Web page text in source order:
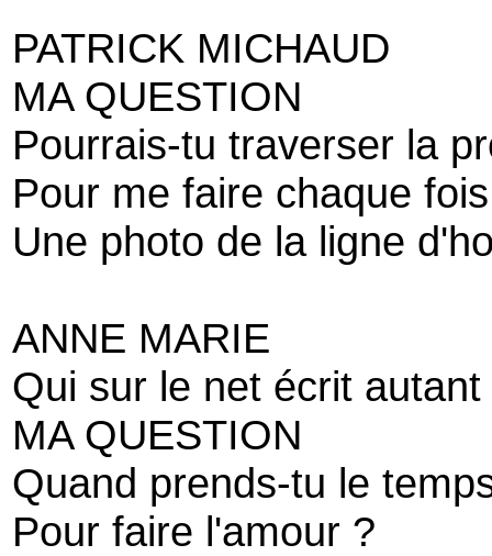
PATRICK MICHAUD
MA QUESTION
Pourrais-tu traverser la
Pour me faire chaque fois
Une photo de la ligne
ANNE MARIE
Qui sur le net écrit
MA QUESTION
Quand prends-tu le
Pour faire l'amour ?